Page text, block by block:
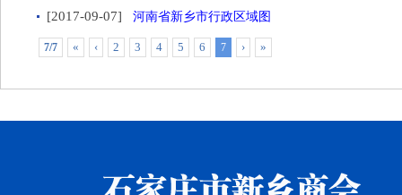
[2017-09-07] 河南省新乡市行政区域图
7/7 « ‹ 2 3 4 5 6 7 › »